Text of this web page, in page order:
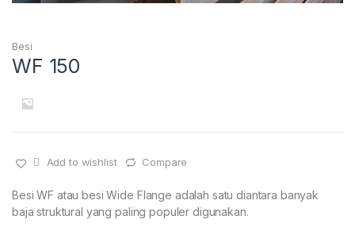
Besi
WF 150
Add to wishlist Compare
Besi WF atau besi Wide Flange adalah satu diantara banyak
baja struktural yang paling populer digunakan.